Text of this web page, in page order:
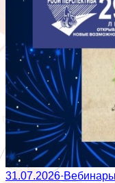
31.07.2026·